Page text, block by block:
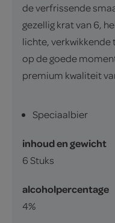
de verfrissende
gezellig krat van 6,
lichte,
op de goede
premium kwaliteit
Speciaalbier
inhoud en gewicht
6 Stuks
alcoholpercentage
4%